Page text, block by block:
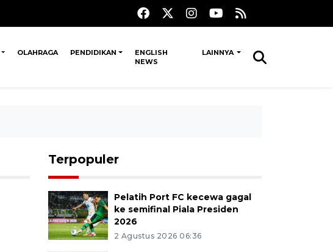
OLAHRAGA PENDIDIKAN
ENGLISH
NEWS
LAINNYA
Terpopuler
Pelatih Port FC kecewa gagal
ke semifinal Piala Presiden
2026
2 Agustus 2026 06:36